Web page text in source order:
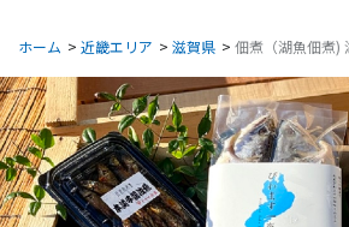
ホーム > 近畿エリア > 滋賀県 > 佃煮（湖魚佃煮)